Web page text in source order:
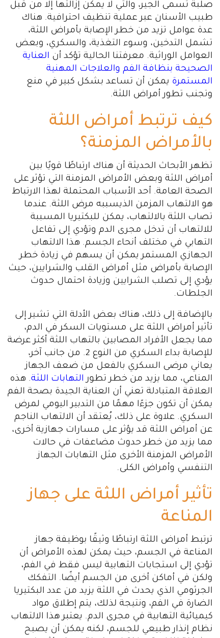
صلبة تُسمى الجير، والتي لا يمكن إزالتها إلا من قبل
طبيب الأسنان عبر عملية تنظيف احترافية. هناك
عدة عوامل تزيد من خطر الإصابة بأمراض اللثة،
تشمل التدخين، وسوء التغذية، والسكري، وبعض
العوامل الوراثية. معرفتنا الحالية تؤكد أن العناية
الصحيحة بنظافة الفم والعلاجات المهنية
المستمرة يمكن أن تساعد بشكل كبير في منع
وتجنب تطور أمراض اللثة.
كيف ترتبط أمراض اللثة
بالأمراض المزمنة؟
تظهر الأبحاث الحديثة أن هناك ارتباطًا قويًا بين
أمراض اللثة وبعض الأمراض المزمنة التي تؤثر على
الصحة العامة. أحد الأسباب المحتملة لهذا الارتباط
هو الالتهاب المزمن الذيسببه مرض اللثة. عندما
تصاب اللثة بالالتهاب، يمكن للبكتيريا المسببة
للالتهاب أن تدخل مجرى الدم وتؤدي إلى تفاعل
التهابي في مختلف أنحاء الجسم. هذا الالتهاب
الجهازي المستمر يمكن أن يسهم في زيادة خطر
الإصابة بأمراض مثل أمراض القلب والشرايين، حيث
يؤدي إلى تصلب الشرايين وزيادة احتمال حدوث
الجلطات.
بالإضافة إلى ذلك، هناك بعض الأدلة التي تشير إلى
تأثير أمراض اللثة على مستويات السكر في الدم،
مما يجعل الأفراد المصابين بالتهاب اللثة أكثر عرضة
للإصابة بداء السكري من النوع 2. من جانب آخر،
يعاني مرضى السكري بالفعل من ضعف الجهاز
المناعي، مما يزيد من خطر تطور التهابات اللثة. هذه
العلاقة المتبادلة تعني أن العناية الجيدة بصحة الفم
يمكن أن تكون جزءًا مهمًا من التدبير اليومي لمرض
السكري. علاوة على ذلك، يُعتقد أن الالتهاب الناجم
عن أمراض اللثة قد يؤثر على مسارات جهازية أخرى،
مما يزيد من خطر حدوث مضاعفات في حالات
الأمراض المزمنة الأخرى مثل التهابات الجهاز
التنفسي وأمراض الكلى.
تأثير أمراض اللثة على جهاز
المناعة
ترتبط أمراض اللثة ارتباطًا وثيقًا بوظيفة جهاز
المناعة في الجسم، حيث يمكن لهذه الأمراض أن
تؤدي إلى استجابات التهابية ليس فقط في الفم،
ولكن في أماكن أخرى من الجسم أيضًا. التفكك
الجرثومي الذي يحدث في اللثة يزيد من عدد البكتيريا
الضارة في الفم، ونتيجة لذلك، يتم إطلاق مواد
كيميائية التهابية في مجرى الدم. يعتبر هذا الالتهاب
نظام إنذار طبيعي للجسم، لكنه يمكن أن يصبح